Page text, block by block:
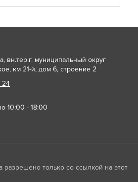
вн.тер.г. муниципальный округ
км 21-й, дом 6, строение 2
24
10:00 - 18:00
разрешено только со ссылкой на этот